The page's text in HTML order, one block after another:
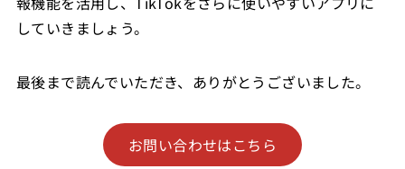
していきましょう。
最後まで読んでいただき、ありがとうございました。
お問い合わせはこちら